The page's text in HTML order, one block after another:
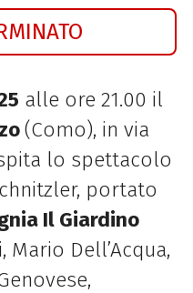
alle ore 21.00 il
(Como), in via
lo spettacolo
portato
Il Giardino
Mario Dell’Acqua,